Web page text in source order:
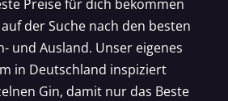
Preise für dich bekommen
der Suche nach den besten
und Ausland. Unser eigenes
in Deutschland inspiziert
Gin, damit nur das Beste